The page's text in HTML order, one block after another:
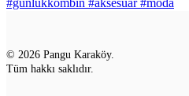
© 2026 Pangu Karaköy.
Tüm hakkı saklıdır.